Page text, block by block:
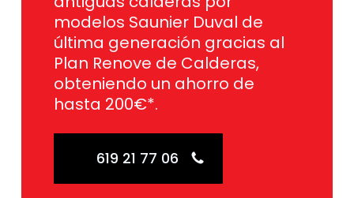
modelos Saunier Duval de
última generación gracias al
Plan Renove de Calderas,
obteniendo un ahorro de
hasta 200€*.
619 21 77 06